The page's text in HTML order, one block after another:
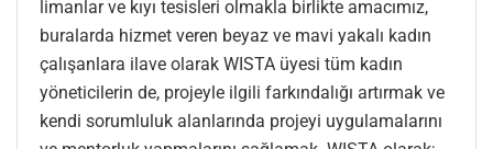
limanlar ve kıyı tesisleri olmakla birlikte amacımız,
buralarda hizmet veren beyaz ve mavi yakalı kadın
çalışanlara ilave olarak WISTA üyesi tüm kadın
yöneticilerin de, projeyle ilgili farkındalığı artırmak ve
kendi sorumluluk alanlarında projeyi uygulamalarını